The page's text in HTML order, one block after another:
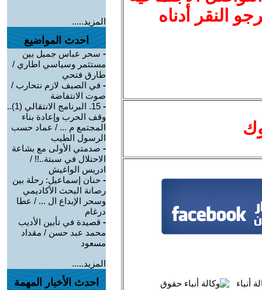
النقر أدناه
المزيد.....
احدث المواضيع
- سحر عباس جميل بين
مستثمر وسياسي اطاري /
طارق فتحي
- في الصيف لازم نتحارب /
صوت الانتفاضة
-
15. البرنامج الانتقالي (1)..
وقف الحرب وإعادة بناء
المجتمع م ... / عماد حسب
الرسول الطيب
- صدمتي الأولى مع بشاعة
الاحتلال في سبتة..!! /
ادريس الواغيش
- حنان إسماعيل: رحلة بين
رصانة البحث الأكاديمي
وسحر الإبداع ال ... / عطا
درغام
- قصيدة في تأبين الأديب
محمد عبد حسن / مقداد
مسعود
المزيد.....
احدث الأخبار المهمة